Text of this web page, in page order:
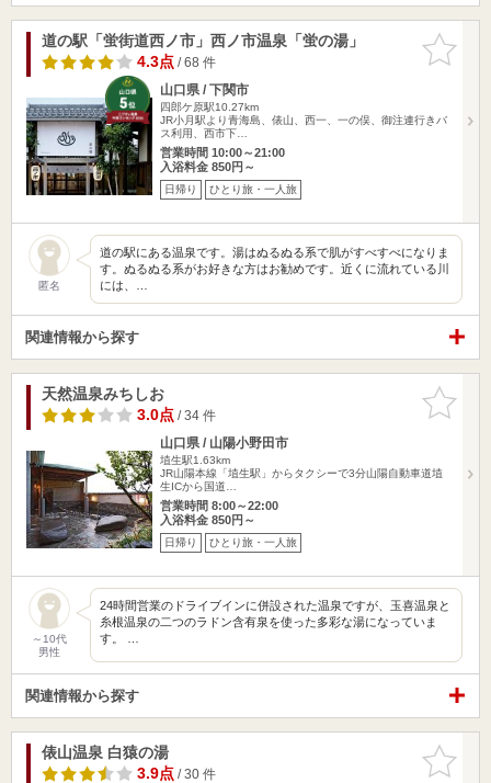
お気に入
りに追加
道の駅「蛍街道西ノ市」西ノ市温泉「蛍の湯」
4.3点/ 68 件
山口県 / 下関市
四郎ケ原駅10.27km
JR小月駅より青海島、俵山、西一、一の俣、御注連行きバ
ス利用、西市下…
営業時間 10:00～21:00
入浴料金 850円～
日帰り ひとり旅・一人旅
匿名
道の駅にある温泉です。湯はぬるぬる系で肌がすべすべになりま
す。ぬるぬる系がお好きな方はお勧めです。近くに流れている川
には、…
関連情報から探す
お気に入
りに追加
天然温泉みちしお
3.0点/ 34 件
山口県 / 山陽小野田市
埴生駅1.63km
JR山陽本線「埴生駅」からタクシーで3分山陽自動車道埴
生ICから国道…
営業時間 8:00～22:00
入浴料金 850円～
日帰り ひとり旅・一人旅
～10代
男性
24時間営業のドライブインに併設された温泉ですが、玉喜温泉と
糸根温泉の二つのラドン含有泉を使った多彩な湯になっていま
す。 …
関連情報から探す
お気に入
りに追加
俵山温泉 白猿の湯
3.9点/ 30 件